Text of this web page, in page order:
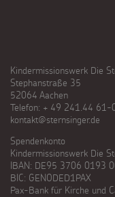
Kindermissionswerk Die
Stephanstraße 35
52064 Aachen
Telefon: + 49 241.44 61-
kontakt@sternsinger.de
Spendenkonto
Kindermissionswerk Die
IBAN: DE95 3706 0193
BIC: GENODED1PAX
Pax-Bank für Kirche und